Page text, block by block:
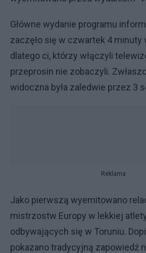
Główne wydanie programu
zaczęło się w czwartek 4 minuty
dlatego ci, którzy włączyli
przeprosin nie zobaczyli.
widoczna była zaledwie przez 3
Reklama
Jako pierwszą wyemitowano
mistrzostw Europy w lekkiej
odbywających się w Toruniu.
pokazano tradycyjną zapowiedź